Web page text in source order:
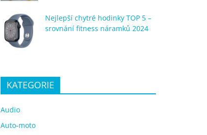
Nejlepší chytré hodinky TOP 5 –
srovnání fitness náramků 2024
KATEGORIE
Audio
Auto-moto